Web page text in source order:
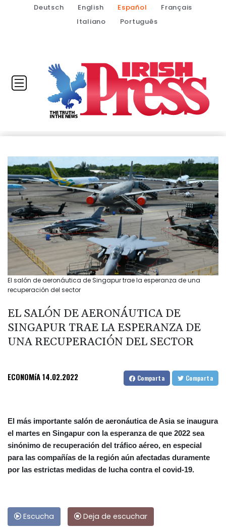
Deutsch English Español
Français
Italiano
Português
El salón de aeronáutica de Singapur trae la esperanza de una
recuperación del sector
EL SALÓN DE AERONÁUTICA DE
SINGAPUR TRAE LA ESPERANZA DE
UNA RECUPERACIÓN DEL SECTOR
ECONOMíA14.02.2022 Comparta Comparta
El más importante salón de aeronáutica de Asia se inaugura
el martes en Singapur con la esperanza de que 2022 sea
sinónimo de recuperación del tráfico aéreo, en especial
para las compañías de la región aún afectadas duramente
por las estrictas medidas de lucha contra el covid-19.
Escucha Deja de escuchar